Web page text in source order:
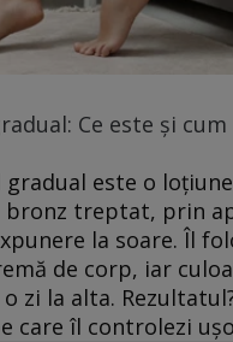
Ce este și cum
este o
bronz treptat, prin
la soare. Îl
de corp, iar
zi la alta.
care îl controlezi